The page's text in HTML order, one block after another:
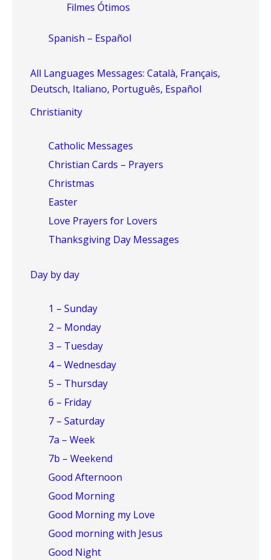
Filmes Ótimos
Spanish – Español
All Languages Messages: Català, Français,
Deutsch, Italiano, Português, Español
Christianity
Catholic Messages
Christian Cards – Prayers
Christmas
Easter
Love Prayers for Lovers
Thanksgiving Day Messages
Day by day
1 – Sunday
2 – Monday
3 – Tuesday
4 – Wednesday
5 – Thursday
6 – Friday
7 – Saturday
7a – Week
7b – Weekend
Good Afternoon
Good Morning
Good Morning my Love
Good morning with Jesus
Good Night